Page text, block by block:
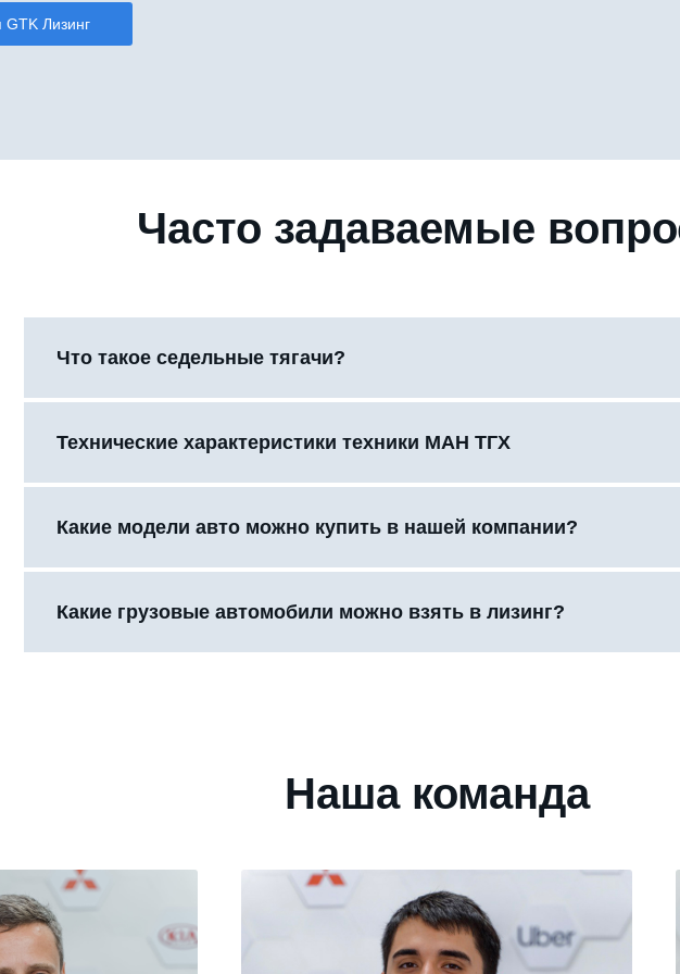
GTK Лизинг
Часто задаваемые
Что такое седельные тягачи?
Технические характеристики техники МАН ТГХ
Какие модели авто можно купить в нашей компании?
Какие грузовые автомобили можно взять в лизинг?
Наша команда